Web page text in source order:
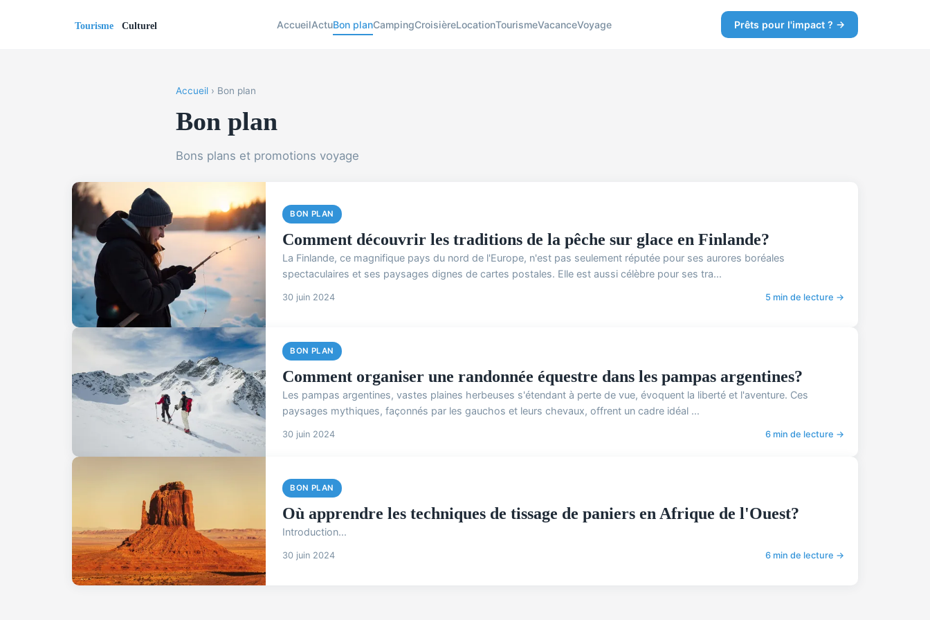
AccueilActuBon planCampingCroisièreLocationTourismeVacanceVoyage Prêts pour l'impact ? →
Accueil › Bon plan
Bon plan
Bons plans et promotions voyage
BON PLAN
Comment découvrir les traditions de la pêche sur glace en Finlande?
La Finlande, ce magnifique pays du nord de l'Europe, n'est pas seulement réputée pour ses aurores boréales
spectaculaires et ses paysages dignes de cartes postales. Elle est aussi célèbre pour ses tra...
30 juin 2024 5 min de lecture →
BON PLAN
Comment organiser une randonnée équestre dans les pampas argentines?
Les pampas argentines, vastes plaines herbeuses s'étendant à perte de vue, évoquent la liberté et l'aventure. Ces
paysages mythiques, façonnés par les gauchos et leurs chevaux, offrent un cadre idéal ...
30 juin 2024 6 min de lecture →
BON PLAN
Où apprendre les techniques de tissage de paniers en Afrique de l'Ouest?
Introduction...
30 juin 2024 6 min de lecture →